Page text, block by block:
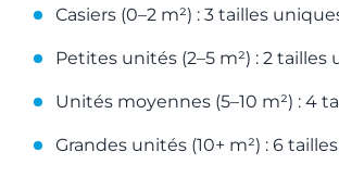
Casiers (0–2 m²) : 3 tailles
Petites unités (2–5 m²) : 2 tailles
Unités moyennes (5–10 m²) : 4
Grandes unités (10+ m²) : 6